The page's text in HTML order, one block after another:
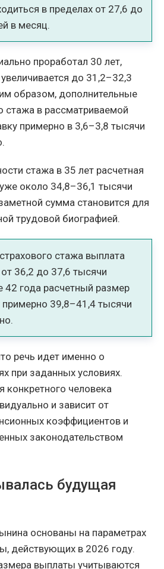
в пределах от 27,6 до
в месяц.
проработал 30 лет,
до 31,2–32,3
образом, дополнительные
стажа в рассматриваемой
примерно в 3,6–3,8 тысячи
стажа в 35 лет расчетная
около 34,8–36,1 тысячи
сумма становится для
трудовой биографией.
стажа выплата
36,2 до 37,6 тысячи
42 года расчетный размер
примерно 39,8–41,4 тысячи
речь идет именно о
при заданных условиях.
конкретного человека
и зависит от
коэффициентов и
законодательством
будущая
основаны на параметрах
действующих в 2026 году.
выплаты учитываются